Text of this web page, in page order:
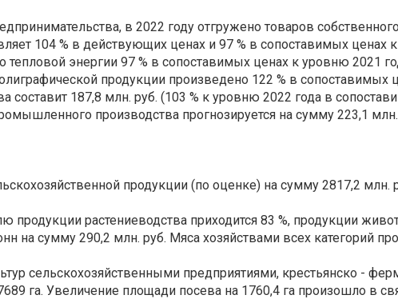
в 2022 году отгружено товаров
104 % в действующих ценах и 97 % в сопоставимых ценах к
энергии 97 % в сопоставимых ценах к уровню 2021
продукции произведено 122 % в сопоставимых
187,8 млн. руб. (103 % к уровню 2022 года в
производства прогнозируется на сумму 223,1
продукции (по оценке) на сумму 2817,2 млн.
растениеводства приходится 83 %, продукции
на сумму 290,2 млн. руб. Мяса хозяйствами всех категорий
сельскохозяйственными предприятиями, крестьянско -
га. Увеличение площади посева на 1760,4 га произошло в